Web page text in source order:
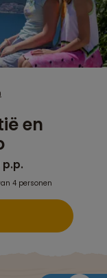
en
4 personen